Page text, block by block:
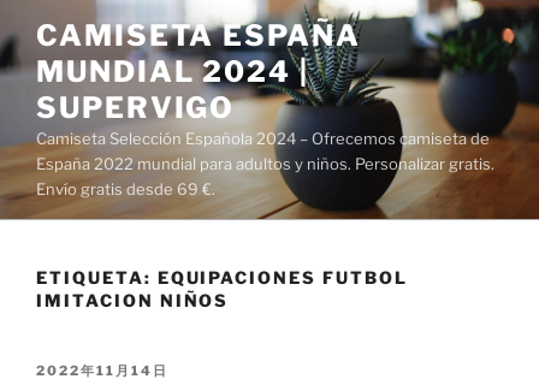
al
contenido
CAMISETA ESPAÑA
MUNDIAL 2024 |
SUPERVIGO
Camiseta Selección Española 2024 – Ofrecemos camiseta de
España 2022 mundial para adultos y niños. Personalizar gratis.
Envío gratis desde 69 €.
ETIQUETA: EQUIPACIONES FUTBOL
IMITACION NIÑOS
PUBLICADO
2022年11月14日